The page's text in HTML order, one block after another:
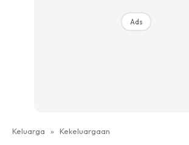
Ads
Keluarga » Kekeluargaan